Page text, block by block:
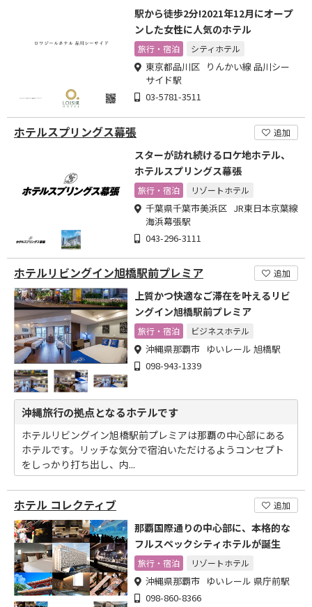
駅から徒歩2分!2021年12月にオープ
ンした女性に人気のホテル
旅行・宿泊 シティホテル
東京都品川区 りんかい線 品川シー
サイド駅
03-5781-3511
ホテルスプリングス幕張 追加
スターが訪れ続けるロケ地ホテル、
ホテルスプリングス幕張
旅行・宿泊 リゾートホテル
千葉県千葉市美浜区 JR東日本京葉線
海浜幕張駅
043-296-3111
ホテルリビングイン旭橋駅前プレミア 追加
上質かつ快適なご滞在を叶えるリビ
ングイン旭橋駅前プレミア
旅行・宿泊 ビジネスホテル
沖縄県那覇市 ゆいレール 旭橋駅
098-943-1339
沖縄旅行の拠点となるホテルです
ホテルリビングイン旭橋駅前プレミアは那覇の中心部にある
ホテルです。リッチな気分で宿泊いただけるようコンセプト
をしっかり打ち出し、内...
ホテル コレクティブ 追加
那覇国際通りの中心部に、本格的な
フルスペックシティホテルが誕生
旅行・宿泊 リゾートホテル
沖縄県那覇市 ゆいレール 県庁前駅
098-860-8366